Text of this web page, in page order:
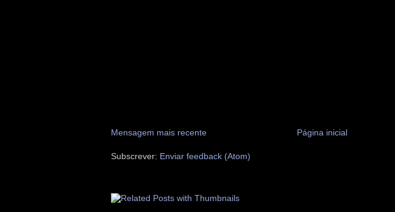
Mensagem mais recente Página inicial
Subscrever: Enviar feedback (Atom)